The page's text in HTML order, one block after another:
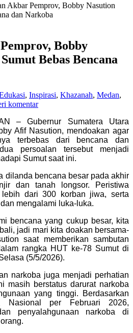
Akbar Pemprov, Bobby Nasution
dan Narkoba
Bobby
Bebas Bencana
, Inspirasi, Khazanah, Medan,
komentar
– Gubernur Sumatera Utara
Afif Nasution, mendoakan agar
terbebas dari bencana dan
persoalan tersebut menjadi
Sumut saat ini.
dilanda bencana besar pada akhir
dan tanah longsor. Peristiwa
lebih dari 300 korban jiwa, serta
mengalami luka-luka.
bencana yang cukup besar, kita
jadi mari kita doakan bersama-
saat memberikan sambutan
rangka HUT ke-78 Sumut di
(5/5/2026).
narkoba juga menjadi perhatian
masih berstatus darurat narkoba
yang tinggi. Berdasarkan
Nasional per Februari 2026,
penyalahgunaan narkoba di